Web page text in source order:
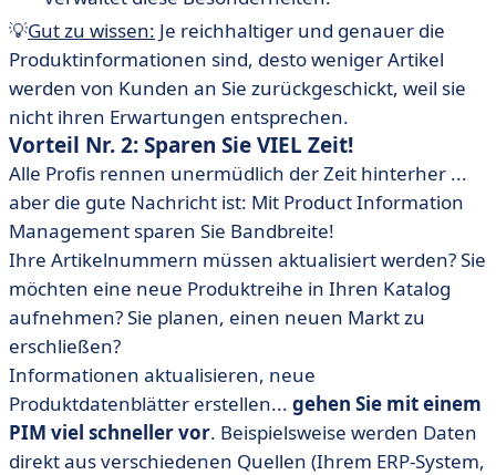
💡Gut zu wissen: Je reichhaltiger und genauer die
Produktinformationen sind, desto weniger Artikel
werden von Kunden an Sie zurückgeschickt, weil sie
nicht ihren Erwartungen entsprechen.
Vorteil Nr. 2: Sparen Sie VIEL Zeit!
Alle Profis rennen unermüdlich der Zeit hinterher ...
aber die gute Nachricht ist: Mit Product Information
Management sparen Sie Bandbreite!
Ihre Artikelnummern müssen aktualisiert werden? Sie
möchten eine neue Produktreihe in Ihren Katalog
aufnehmen? Sie planen, einen neuen Markt zu
erschließen?
Informationen aktualisieren, neue
Produktdatenblätter erstellen... gehen Sie mit einem
PIM viel schneller vor. Beispielsweise werden Daten
direkt aus verschiedenen Quellen (Ihrem ERP-System,